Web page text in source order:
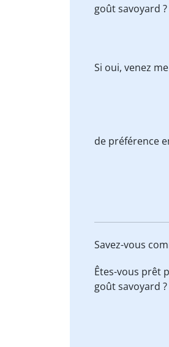
goûtsavoyard ?
Si oui, venez me
de préférence
Savez-vous
Êtes-vous prêt
goûtsavoyard ?